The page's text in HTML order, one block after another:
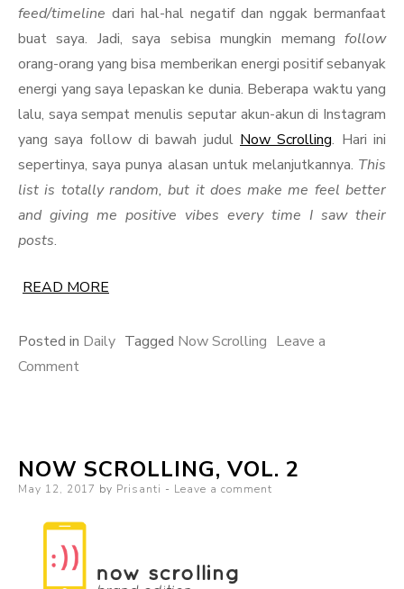
feed/timeline dari hal-hal negatif dan nggak bermanfaat
buat saya. Jadi, saya sebisa mungkin memang follow
orang-orang yang bisa memberikan energi positif sebanyak
energi yang saya lepaskan ke dunia. Beberapa waktu yang
lalu, saya sempat menulis seputar akun-akun di Instagram
yang saya follow di bawah judul Now Scrolling. Hari ini
sepertinya, saya punya alasan untuk melanjutkannya. This
list is totally random, but it does make me feel better
and giving me positive vibes every time I saw their
posts.
READ MORE
Posted in Daily Tagged Now Scrolling Leave a
Commenton
3
NOW SCROLLING, VOL. 2
Posted
May 12, 2017 by Prisanti Leave a comment